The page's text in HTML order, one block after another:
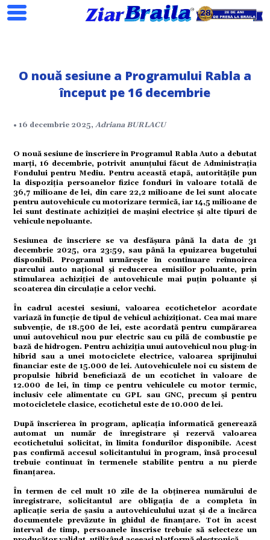
O nouă sesiune a Programului Rabla a
început pe 16 decembrie
• 16 decembrie 2025,Adriana BURLACU
O nouă sesiune de înscriere în Programul Rabla Auto a debutat
marți, 16 decembrie, potrivit anunțului făcut de Administrația
Fondului pentru Mediu. Pentru această etapă, autoritățile pun
la dispoziția persoanelor fizice fonduri în valoare totală de
36,7 milioane de lei, din care 22,2 milioane de lei sunt alocate
pentru autovehicule cu motorizare termică, iar 14,5 milioane de
lei sunt destinate achiziției de mașini electrice și alte tipuri de
vehicule nepoluante.
Sesiunea de înscriere se va desfășura până la data de 31
decembrie 2025, ora 23:59, sau până la epuizarea bugetului
disponibil. Programul urmărește în continuare reînnoirea
parcului auto național și reducerea emisiilor poluante, prin
stimularea achiziției de autovehicule mai puțin poluante și
scoaterea din circulație a celor vechi.
În cadrul acestei sesiuni, valoarea ecotichetelor acordate
variază în funcție de tipul de vehicul achiziționat. Cea mai mare
subvenție, de 18.500 de lei, este acordată pentru cumpărarea
unui autovehicul nou pur electric sau cu pilă de combustie pe
bază de hidrogen. Pentru achiziția unui autovehicul nou plug-in
hibrid sau a unei motociclete electrice, valoarea sprijinului
financiar este de 15.000 de lei. Autovehiculele noi cu sistem de
propulsie hibrid beneficiază de un ecotichet în valoare de
12.000 de lei, în timp ce pentru vehiculele cu motor termic,
inclusiv cele alimentate cu GPL sau GNC, precum și pentru
motocicletele clasice, ecotichetul este de 10.000 de lei.
După înscrierea în program, aplicația informatică generează
automat un număr de înregistrare și rezervă valoarea
ecotichetului solicitat, în limita fondurilor disponibile. Acest
pas confirmă accesul solicitantului în program, însă procesul
trebuie continuat în termenele stabilite pentru a nu pierde
finanțarea.
În termen de cel mult 10 zile de la obținerea numărului de
înregistrare, solicitantul are obligația de a completa în
aplicație seria de șasiu a autovehiculului uzat și de a încărca
documentele prevăzute în ghidul de finanțare. Tot în acest
interval de timp, persoanele înscrise trebuie să selecteze un